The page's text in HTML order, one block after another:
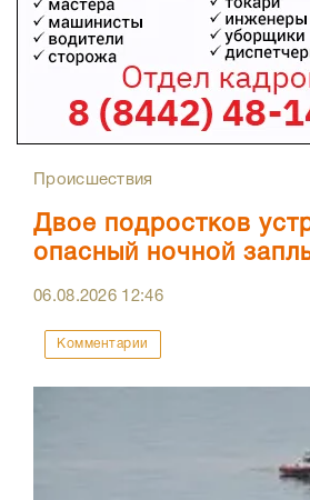
Происшествия
Двое подростков
опасный ночной
06.08.2026 12:46
Комментарии